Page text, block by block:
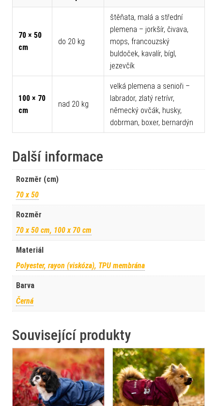
70 × 50
cm
do 20 kg
štěňata, malá a střední
plemena – jorkšír, čivava,
mops, francouzský
buldoček, kavalír, bígl,
jezevčík
100 × 70
cm
nad 20 kg
velká plemena a senioři –
labrador, zlatý retrívr,
německý ovčák, husky,
dobrman, boxer, bernardýn
Další informace
Rozměr (cm)
70 x 50
Rozměr
70 x 50 cm, 100 x 70 cm
Materiál
Polyester, rayon (viskóza), TPU membrána
Barva
Černá
Související produkty